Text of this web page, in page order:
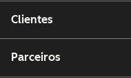
Clientes
Parceiros